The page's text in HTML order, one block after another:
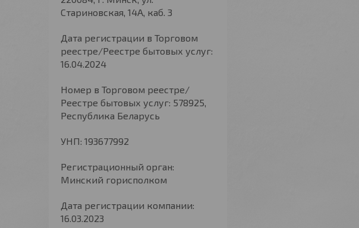
Стариновская, 14А, каб. 3
Дата регистрации в Торговом
реестре/Реестре бытовых услуг:
16.04.2024
Номер в Торговом реестре/
Реестре бытовых услуг: 578925,
Республика Беларусь
УНП: 193677992
Регистрационный орган:
Минский горисполком
Дата регистрации компании:
16.03.2023